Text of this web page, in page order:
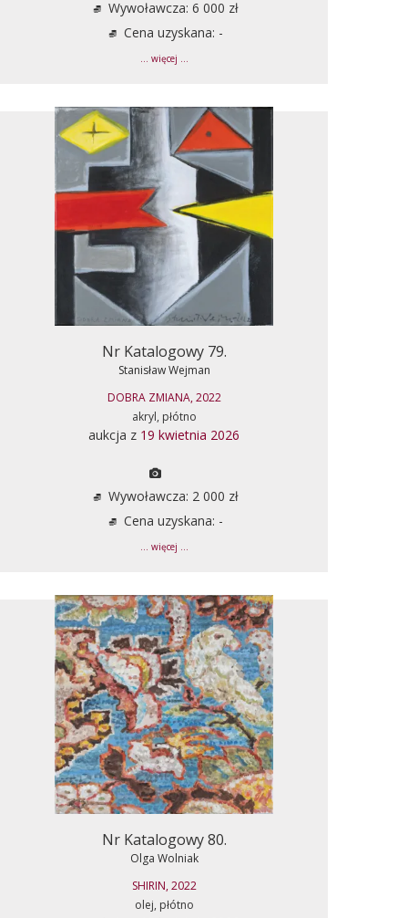
Wywoławcza: 6 000 zł
Cena uzyskana: -
... więcej ...
Nr Katalogowy 79.
Stanisław Wejman
DOBRA ZMIANA, 2022
akryl, płótno
aukcja z 19 kwietnia 2026
Wywoławcza: 2 000 zł
Cena uzyskana: -
... więcej ...
Nr Katalogowy 80.
Olga Wolniak
SHIRIN, 2022
olej, płótno